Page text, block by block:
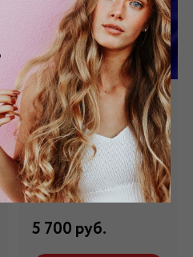
Шелк стрейч
натуральный ярко-
синий ШЛ-006/7
Состав: 98 % шелк,2
% эл.
5 700 руб.